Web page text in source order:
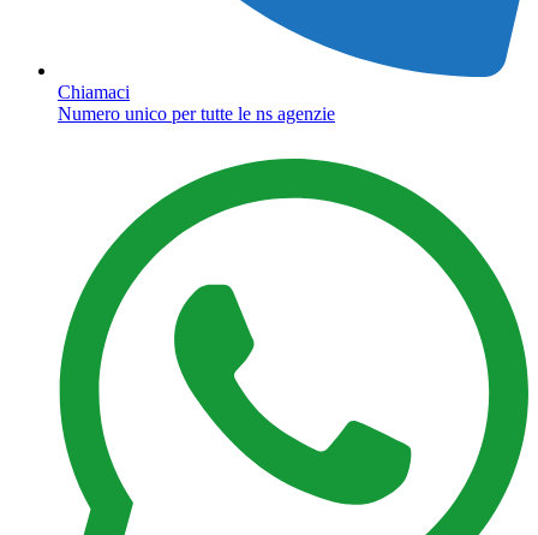
Chiamaci
Numero unico per tutte le ns agenzie